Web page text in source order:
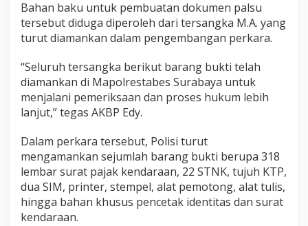
Bahan baku untuk pembuatan dokumen palsu
tersebut diduga diperoleh dari tersangka M.A. yang
turut diamankan dalam pengembangan perkara.
“Seluruh tersangka berikut barang bukti telah
diamankan di Mapolrestabes Surabaya untuk
menjalani pemeriksaan dan proses hukum lebih
lanjut,” tegas AKBP Edy.
Dalam perkara tersebut, Polisi turut
mengamankan sejumlah barang bukti berupa 318
lembar surat pajak kendaraan, 22 STNK, tujuh KTP,
dua SIM, printer, stempel, alat pemotong, alat tulis,
hingga bahan khusus pencetak identitas dan surat
kendaraan.